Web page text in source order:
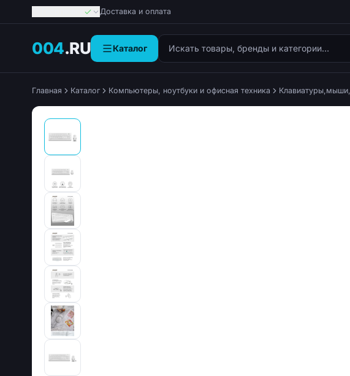
Доставка и оплата
004.RU Каталог
Поиск товаров
Главная Каталог Компьютеры, ноутбуки и офисная техника